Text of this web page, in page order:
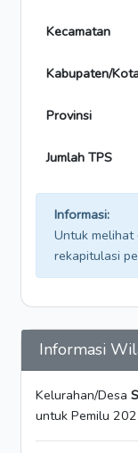
Kecamatan
Kabupaten/
Provinsi
Jumlah TPS
Informasi:
Untuk
rekapitulasi
Informasi
Kelurahan/Desa
untuk Pemilu